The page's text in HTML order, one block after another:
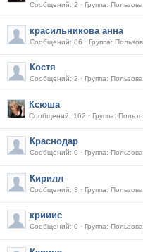
Сообщений: 2 · Группа:
красильникова анна
Сообщений: 86 · Группа:
Костя
Сообщений: 2 · Группа:
Ксюша
Сообщений: 162 · Группа:
Краснодар
Сообщений: 0 · Группа:
Кирилл
Сообщений: 3 · Группа:
крииис
Сообщений: 0 · Группа: